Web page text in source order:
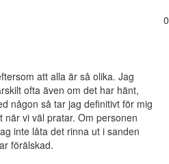
0
att alla är så olika. Jag
ofta även om det har hänt,
någon så tar jag definitivt för mig
vi väl pratar. Om personen
inte låta det rinna ut i sanden
förälskad.